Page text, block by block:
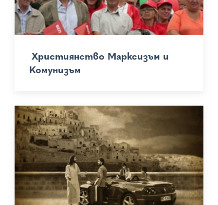
Християнство Марксизъм и
Комунизъм